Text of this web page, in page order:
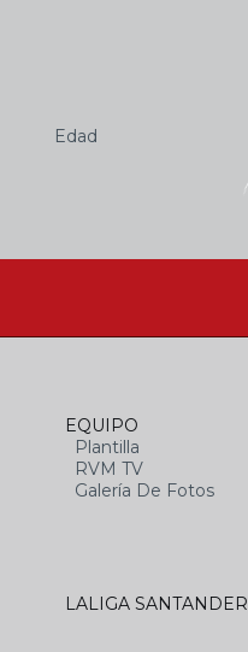
Edad
EQUIPO
Plantilla
RVM TV
Galería De Fotos
LALIGA SANTANDER